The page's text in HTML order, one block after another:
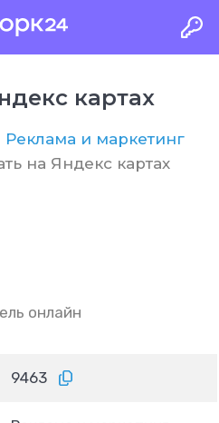
картах
Реклама и маркетинг
на Яндекс картах
онлайн
9463